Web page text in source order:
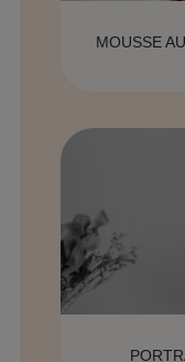
MOUSSE